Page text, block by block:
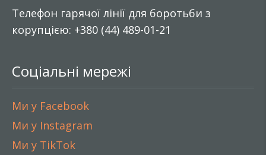
Телефон гарячої лінії для боротьби з
корупцією: +380 (44) 489-01-21
Соціальні мережі
Ми у Facebook
Ми у Instagram
Ми у TikTok